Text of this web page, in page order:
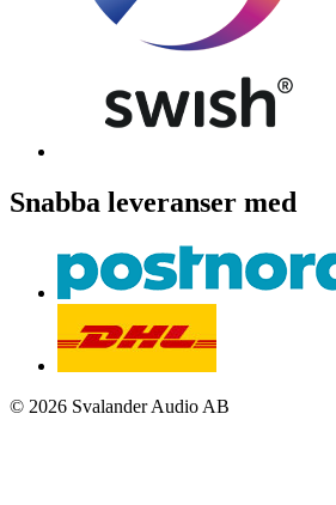
Snabba leveranser med
© 2026 Svalander Audio AB